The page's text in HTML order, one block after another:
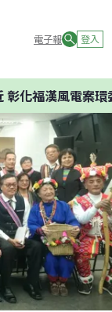
電子報 登入
風電案環委建議